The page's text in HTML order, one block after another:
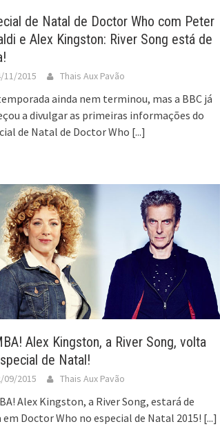
de Natal de Doctor Who com Peter
e Alex Kingston: River Song está de
11/2015 Thais Aux Pavão
ainda nem terminou, mas a BBC já
a divulgar as primeiras informações do
de Natal de Doctor Who [...]
Alex Kingston, a River Song, volta
de Natal!
09/2015 Thais Aux Pavão
Alex Kingston, a River Song, estará de
Doctor Who no especial de Natal 2015! [...]